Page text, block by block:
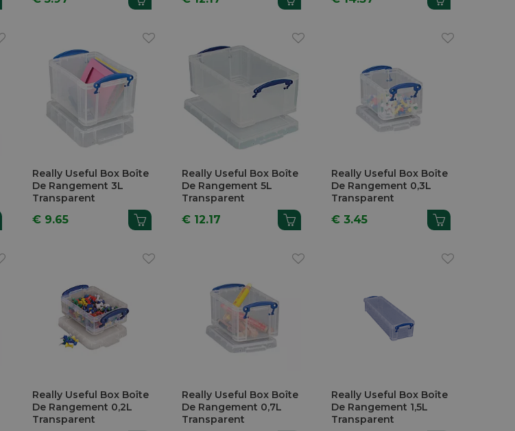
Really Useful Box Boîte
De Rangement 3L
Transparent
€ 9.65
Really Useful Box Boîte
De Rangement 5L
Transparent
€ 12.17
Really Useful Box Boîte
De Rangement 0,3L
Transparent
€ 3.45
Really Useful Box Boîte
De Rangement 0,2L
Transparent
Really Useful Box Boîte
De Rangement 0,7L
Transparent
Really Useful Box Boîte
De Rangement 1,5L
Transparent